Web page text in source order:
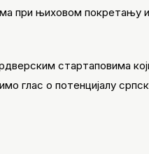
при њиховом покретању и
стартаповима
глас о потенцијалу